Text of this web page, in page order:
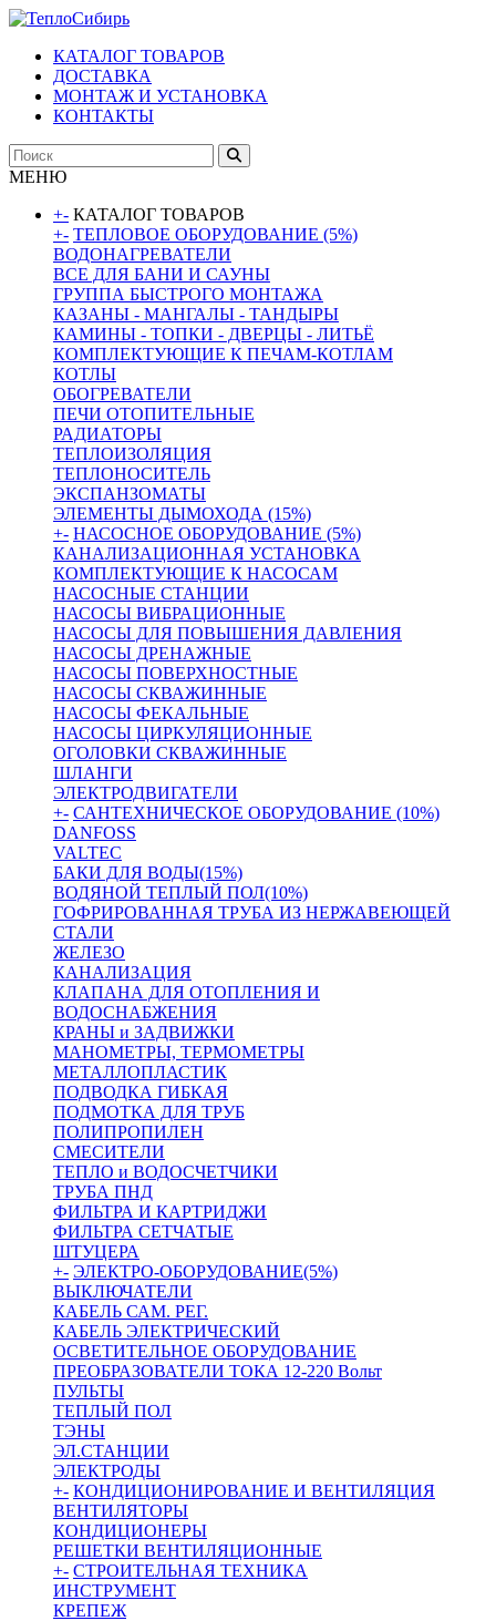
КАТАЛОГ ТОВАРОВ
ДОСТАВКА
МОНТАЖ И УСТАНОВКА
КОНТАКТЫ
МЕНЮ
+- КАТАЛОГ ТОВАРОВ
+- ТЕПЛОВОЕ ОБОРУДОВАНИЕ (5%)
ВОДОНАГРЕВАТЕЛИ
ВСЕ ДЛЯ БАНИ И САУНЫ
ГРУППА БЫСТРОГО МОНТАЖА
КАЗАНЫ - МАНГАЛЫ - ТАНДЫРЫ
КАМИНЫ - ТОПКИ - ДВЕРЦЫ - ЛИТЬЁ
КОМПЛЕКТУЮЩИЕ К ПЕЧАМ-КОТЛАМ
КОТЛЫ
ОБОГРЕВАТЕЛИ
ПЕЧИ ОТОПИТЕЛЬНЫЕ
РАДИАТОРЫ
ТЕПЛОИЗОЛЯЦИЯ
ТЕПЛОНОСИТЕЛЬ
ЭКСПАНЗОМАТЫ
ЭЛЕМЕНТЫ ДЫМОХОДА (15%)
+- НАСОСНОЕ ОБОРУДОВАНИЕ (5%)
КАНАЛИЗАЦИОННАЯ УСТАНОВКА
КОМПЛЕКТУЮЩИЕ К НАСОСАМ
НАСОСНЫЕ СТАНЦИИ
НАСОСЫ ВИБРАЦИОННЫЕ
НАСОСЫ ДЛЯ ПОВЫШЕНИЯ ДАВЛЕНИЯ
НАСОСЫ ДРЕНАЖНЫЕ
НАСОСЫ ПОВЕРХНОСТНЫЕ
НАСОСЫ СКВАЖИННЫЕ
НАСОСЫ ФЕКАЛЬНЫЕ
НАСОСЫ ЦИРКУЛЯЦИОННЫЕ
ОГОЛОВКИ СКВАЖИННЫЕ
ШЛАНГИ
ЭЛЕКТРОДВИГАТЕЛИ
+- САНТЕХНИЧЕСКОЕ ОБОРУДОВАНИЕ (10%)
DANFOSS
VALTEC
БАКИ ДЛЯ ВОДЫ(15%)
ВОДЯНОЙ ТЕПЛЫЙ ПОЛ(10%)
ГОФРИРОВАННАЯ ТРУБА ИЗ НЕРЖАВЕЮЩЕЙ
СТАЛИ
ЖЕЛЕЗО
КАНАЛИЗАЦИЯ
КЛАПАНА ДЛЯ ОТОПЛЕНИЯ И
ВОДОСНАБЖЕНИЯ
КРАНЫ и ЗАДВИЖКИ
МАНОМЕТРЫ, ТЕРМОМЕТРЫ
МЕТАЛЛОПЛАСТИК
ПОДВОДКА ГИБКАЯ
ПОДМОТКА ДЛЯ ТРУБ
ПОЛИПРОПИЛЕН
СМЕСИТЕЛИ
ТЕПЛО и ВОДОСЧЕТЧИКИ
ТРУБА ПНД
ФИЛЬТРА И КАРТРИДЖИ
ФИЛЬТРА СЕТЧАТЫЕ
ШТУЦЕРА
+- ЭЛЕКТРО-ОБОРУДОВАНИЕ(5%)
ВЫКЛЮЧАТЕЛИ
КАБЕЛЬ САМ. РЕГ.
КАБЕЛЬ ЭЛЕКТРИЧЕСКИЙ
ОСВЕТИТЕЛЬНОЕ ОБОРУДОВАНИЕ
ПРЕОБРАЗОВАТЕЛИ ТОКА 12-220 Вольт
ПУЛЬТЫ
ТЕПЛЫЙ ПОЛ
ТЭНЫ
ЭЛ.СТАНЦИИ
ЭЛЕКТРОДЫ
+- КОНДИЦИОНИРОВАНИЕ И ВЕНТИЛЯЦИЯ
ВЕНТИЛЯТОРЫ
КОНДИЦИОНЕРЫ
РЕШЕТКИ ВЕНТИЛЯЦИОННЫЕ
+- СТРОИТЕЛЬНАЯ ТЕХНИКА
ИНСТРУМЕНТ
КРЕПЕЖ